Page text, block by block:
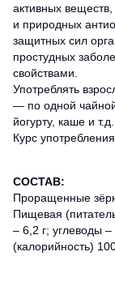
активных
и природных
защитных сил
простудных
свойствами.
Употреблять
— по одной
йогурту, каше и т.д.
Курс
СОСТАВ:
Проращенные
Пищевая
– 6,2 г; углеводы –
(калорийность)